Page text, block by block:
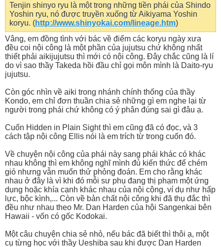
Tenjin shinyo ryu là một trong những tiền phái của Shindo
Yoshin ryu, nó được truyền xuống từ Aikiyama Yoshin
koryu. (http://www.shinyokai.com/lineage.htm)
Vâng, em đồng tình với bác về điểm các koryu ngày xưa
đều coi nội công là một phần của jujutsu chứ không nhất
thiết phải aikijujutsu thì mới có nội công. Đây chắc cũng là lí
do vì sao thầy Takeda hồi đầu chỉ gọi môn mình là Daito-ryu
jujutsu.
Còn góc nhìn về aiki trong nhánh chính thống của thầy
Kondo, em chỉ đơn thuần chia sẻ những gì em nghe lại từ
người trong phái chứ không có ý phân đúng sai gì đâu ạ.
Cuốn Hidden in Plain Sight thì em cũng đã có đọc, và 3
cách tập nội công Ellis nói là em trích từ trong cuốn đó.
Về chuyện nội công của phái này sang phái khác có khác
nhau không thì em không nghĩ mình đủ kiến thức để chém
gió nhưng vẫn muốn thử phỏng đoán. Em cho rằng khác
nhau ở đây là vì khi đó mỗi sư phụ đang thị phạm một ứng
dụng hoặc khía cạnh khác nhau của nội cộng, ví dụ như hấp
lực, bộc kình,... Còn về bản chất nội công khi đã thụ đắc thì
đều như nhau theo Mr. Dan Harden của hội Sangenkai bên
Hawaii - vốn có gốc Kodokai.
Một câu chuyện chia sẻ nhỏ, nếu bác đã biết thì thôi ạ, một
cụ từng học với thầy Ueshiba sau khi được Dan Harden